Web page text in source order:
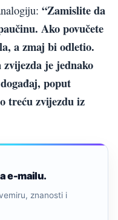
“Zamislite da
Ako povučete
a zmaj bi odletio.
je jednako
poput
treću zvijezdu iz
e-mailu.
znanosti i